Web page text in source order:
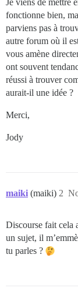
Je viens de mettre
fonctionne bien,
parviens pas à
autre forum où il
vous amène
ont souvent
réussi à trouver
aurait-il une idée ?
Merci,
Jody
maiki (maiki) 2
Discourse fait cela
un sujet, il
tu parles ?